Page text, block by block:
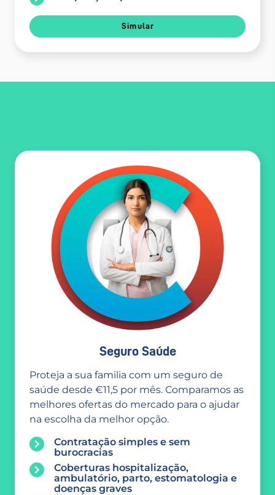
Simular
Seguro Saúde
Proteja a sua familia com um seguro de
saúde desde €11,5 por mês. Comparamos as
melhores ofertas do mercado para o ajudar
na escolha da melhor opção.
Contratação simples e sem
burocracias
Coberturas hospitalização,
ambulatório, parto, estomatologia e
doenças graves